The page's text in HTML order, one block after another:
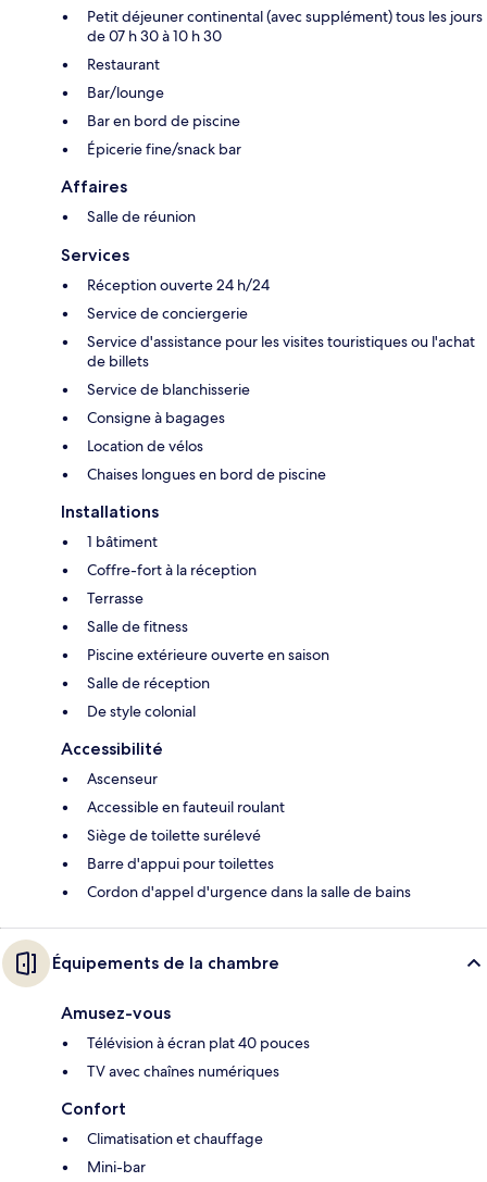
Petit déjeuner continental (avec supplément) tous les jours
de 07 h 30 à 10 h 30
Restaurant
Bar/lounge
Bar en bord de piscine
Épicerie fine/snack bar
Affaires
Salle de réunion
Services
Réception ouverte 24 h/24
Service de conciergerie
Service d'assistance pour les visites touristiques ou l'achat
de billets
Service de blanchisserie
Consigne à bagages
Location de vélos
Chaises longues en bord de piscine
Installations
1 bâtiment
Coffre-fort à la réception
Terrasse
Salle de fitness
Piscine extérieure ouverte en saison
Salle de réception
De style colonial
Accessibilité
Ascenseur
Accessible en fauteuil roulant
Siège de toilette surélevé
Barre d'appui pour toilettes
Cordon d'appel d'urgence dans la salle de bains
Équipements de la chambre
Amusez-vous
Télévision à écran plat 40 pouces
TV avec chaînes numériques
Confort
Climatisation et chauffage
Mini-bar